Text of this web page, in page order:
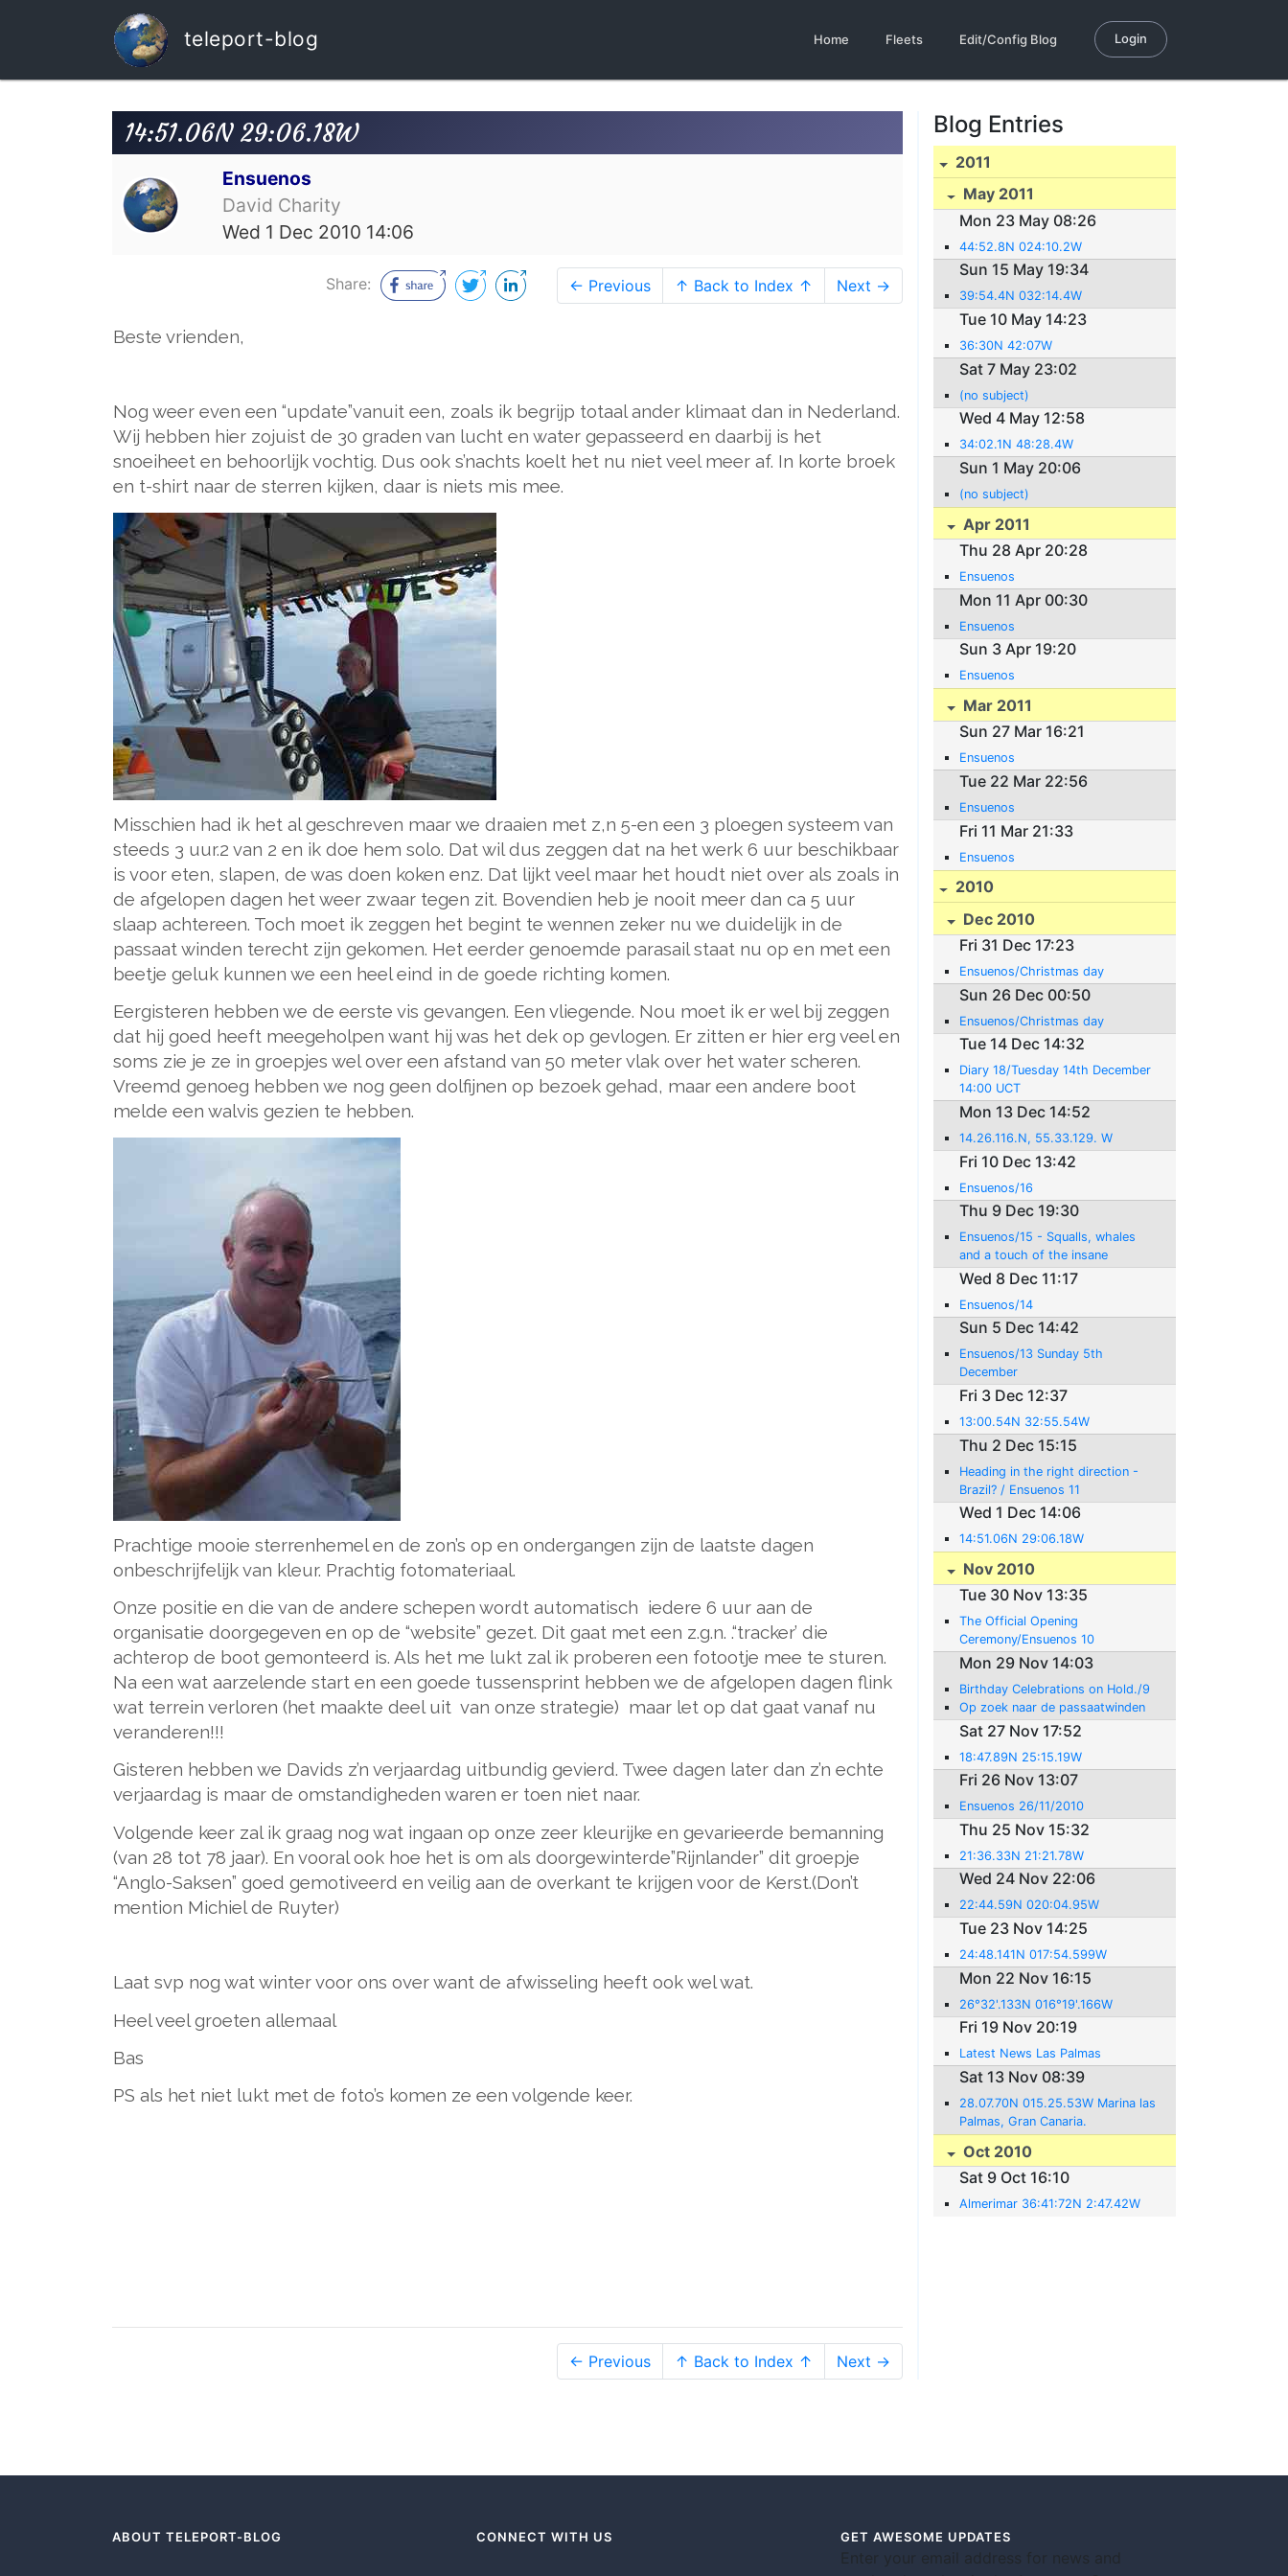
teleport-blog Home Fleets Edit/Config Blog Login
14:51.06N 29:06.18W
Ensuenos
David Charity
Wed 1 Dec 2010 14:06
Share: ← Previous ↑ Back to Index ↑ Next →
Beste vrienden,
Nog weer even een “update”vanuit een, zoals ik begrijp totaal ander klimaat dan in Nederland.
Wij hebben hier zojuist de 30 graden van lucht en water gepasseerd en daarbij is het
snoeiheet en behoorlijk vochtig. Dus ook s’nachts koelt het nu niet veel meer af. In korte broek
en t-shirt naar de sterren kijken, daar is niets mis mee.
Misschien had ik het al geschreven maar we draaien met z,n 5-en een 3 ploegen systeem van
steeds 3 uur.2 van 2 en ik doe hem solo. Dat wil dus zeggen dat na het werk 6 uur beschikbaar
is voor eten, slapen, de was doen koken enz. Dat lijkt veel maar het houdt niet over als zoals in
de afgelopen dagen het weer zwaar tegen zit. Bovendien heb je nooit meer dan ca 5 uur
slaap achtereen. Toch moet ik zeggen het begint te wennen zeker nu we duidelijk in de
passaat winden terecht zijn gekomen. Het eerder genoemde parasail staat nu op en met een
beetje geluk kunnen we een heel eind in de goede richting komen.
Eergisteren hebben we de eerste vis gevangen. Een vliegende. Nou moet ik er wel bij zeggen
dat hij goed heeft meegeholpen want hij was het dek op gevlogen. Er zitten er hier erg veel en
soms zie je ze in groepjes wel over een afstand van 50 meter vlak over het water scheren.
Vreemd genoeg hebben we nog geen dolfijnen op bezoek gehad, maar een andere boot
melde een walvis gezien te hebben.
Prachtige mooie sterrenhemel en de zon’s op en ondergangen zijn de laatste dagen
onbeschrijfelijk van kleur. Prachtig fotomateriaal.
Onze positie en die van de andere schepen wordt automatisch iedere 6 uur aan de
organisatie doorgegeven en op de “website” gezet. Dit gaat met een z.g.n. .“tracker’ die
achterop de boot gemonteerd is. Als het me lukt zal ik proberen een fotootje mee te sturen.
Na een wat aarzelende start en een goede tussensprint hebben we de afgelopen dagen flink
wat terrein verloren (het maakte deel uit van onze strategie) maar let op dat gaat vanaf nu
veranderen!!!
Gisteren hebben we Davids z’n verjaardag uitbundig gevierd. Twee dagen later dan z’n echte
verjaardag is maar de omstandigheden waren er toen niet naar.
Volgende keer zal ik graag nog wat ingaan op onze zeer kleurijke en gevarieerde bemanning
(van 28 tot 78 jaar). En vooral ook hoe het is om als doorgewinterde”Rijnlander” dit groepje
“Anglo-Saksen” goed gemotiveerd en veilig aan de overkant te krijgen voor de Kerst.(Don’t
mention Michiel de Ruyter)
Laat svp nog wat winter voor ons over want de afwisseling heeft ook wel wat.
Heel veel groeten allemaal
Bas
PS als het niet lukt met de foto’s komen ze een volgende keer.
← Previous ↑ Back to Index ↑ Next →
Blog Entries
2011
May 2011
Mon 23 May 08:26
44:52.8N 024:10.2W
Sun 15 May 19:34
39:54.4N 032:14.4W
Tue 10 May 14:23
36:30N 42:07W
Sat 7 May 23:02
(no subject)
Wed 4 May 12:58
34:02.1N 48:28.4W
Sun 1 May 20:06
(no subject)
Apr 2011
Thu 28 Apr 20:28
Ensuenos
Mon 11 Apr 00:30
Ensuenos
Sun 3 Apr 19:20
Ensuenos
Mar 2011
Sun 27 Mar 16:21
Ensuenos
Tue 22 Mar 22:56
Ensuenos
Fri 11 Mar 21:33
Ensuenos
2010
Dec 2010
Fri 31 Dec 17:23
Ensuenos/Christmas day
Sun 26 Dec 00:50
Ensuenos/Christmas day
Tue 14 Dec 14:32
Diary 18/Tuesday 14th December
14:00 UCT
Mon 13 Dec 14:52
14.26.116.N, 55.33.129. W
Fri 10 Dec 13:42
Ensuenos/16
Thu 9 Dec 19:30
Ensuenos/15 - Squalls, whales
and a touch of the insane
Wed 8 Dec 11:17
Ensuenos/14
Sun 5 Dec 14:42
Ensuenos/13 Sunday 5th
December
Fri 3 Dec 12:37
13:00.54N 32:55.54W
Thu 2 Dec 15:15
Heading in the right direction -
Brazil? / Ensuenos 11
Wed 1 Dec 14:06
14:51.06N 29:06.18W
Nov 2010
Tue 30 Nov 13:35
The Official Opening
Ceremony/Ensuenos 10
Mon 29 Nov 14:03
Birthday Celebrations on Hold./9
Op zoek naar de passaatwinden
Sat 27 Nov 17:52
18:47.89N 25:15.19W
Fri 26 Nov 13:07
Ensuenos 26/11/2010
Thu 25 Nov 15:32
21:36.33N 21:21.78W
Wed 24 Nov 22:06
22:44.59N 020:04.95W
Tue 23 Nov 14:25
24:48.141N 017:54.599W
Mon 22 Nov 16:15
26°32'.133N 016°19'.166W
Fri 19 Nov 20:19
Latest News Las Palmas
Sat 13 Nov 08:39
28.07.70N 015.25.53W Marina las
Palmas, Gran Canaria.
Oct 2010
Sat 9 Oct 16:10
Almerimar 36:41:72N 2:47.42W
ABOUT TELEPORT-BLOG CONNECT WITH US GET AWESOME UPDATES
Enter your email address for news and